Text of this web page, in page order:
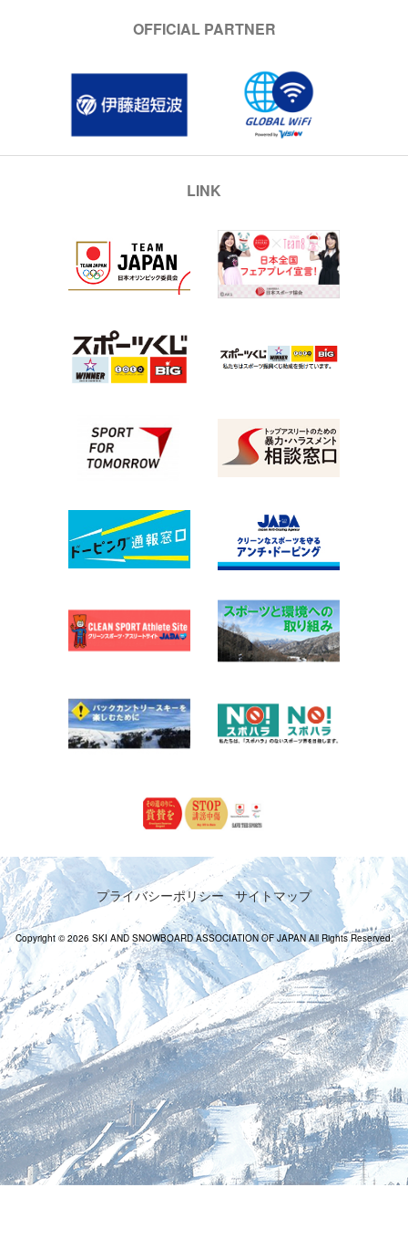
OFFICIAL PARTNER
LINK
プライバシーポリシー サイトマップ
Copyright © 2026 SKI AND SNOWBOARD ASSOCIATION OF JAPAN All Rights Reserved.